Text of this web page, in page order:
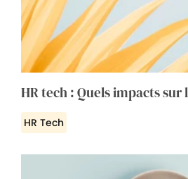
HR tech : Quels impacts sur
HR Tech